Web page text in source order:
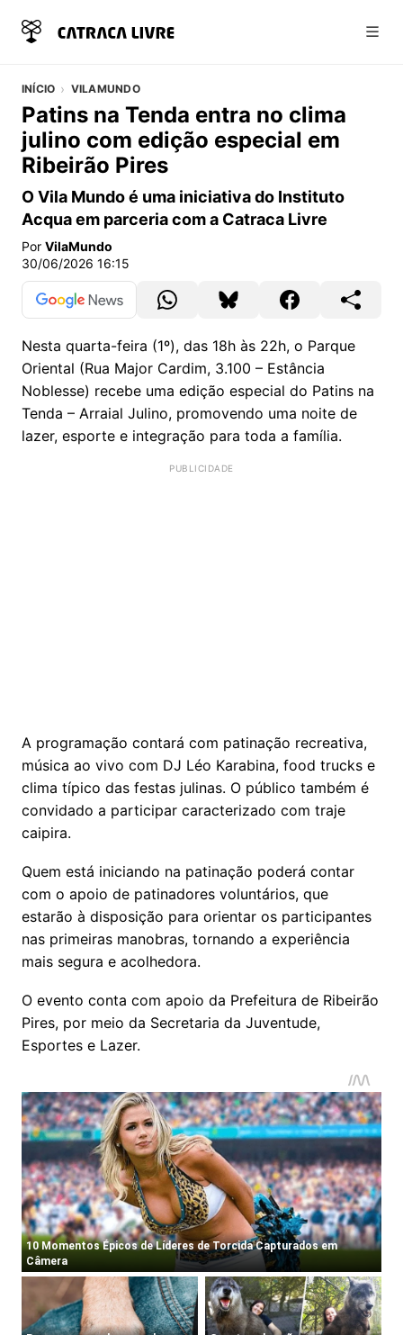
INÍCIO VILAMUNDO
Patins na Tenda entra no clima
julino com edição especial em
Ribeirão Pires
O Vila Mundo é uma iniciativa do Instituto
Acqua em parceria com a Catraca Livre
Por VilaMundo
30/06/2026 16:15
Nesta quarta-feira (1º), das 18h às 22h, o Parque
Oriental (Rua Major Cardim, 3.100 – Estância
Noblesse) recebe uma edição especial do Patins na
Tenda – Arraial Julino, promovendo uma noite de
lazer, esporte e integração para toda a família.
A programação contará com patinação recreativa,
música ao vivo com DJ Léo Karabina, food trucks e
clima típico das festas julinas. O público também é
convidado a participar caracterizado com traje
caipira.
Quem está iniciando na patinação poderá contar
com o apoio de patinadores voluntários, que
estarão à disposição para orientar os participantes
nas primeiras manobras, tornando a experiência
mais segura e acolhedora.
O evento conta com apoio da Prefeitura de Ribeirão
Pires, por meio da Secretaria da Juventude,
Esportes e Lazer.